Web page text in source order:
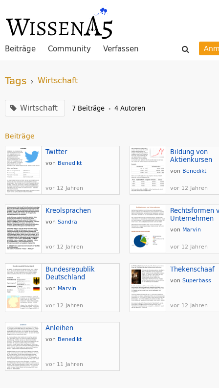
Beiträge Community Verfassen
Tags Wirtschaft
Wirtschaft 7 Beiträge • 4 Autoren
Beiträge
Twitter
von Benedikt
vor 12 Jahren
Bildung von
Aktienkursen
von Benedikt
vor 12 Jahren
Kreolsprachen
von Sandra
vor 12 Jahren
Rechtsformen
Unternehmen
von Marvin
vor 12 Jahren
Bundesrepublik
Deutschland
von Marvin
vor 12 Jahren
Thekenschaaf
von Superbass
vor 12 Jahren
Anleihen
von Benedikt
vor 11 Jahren